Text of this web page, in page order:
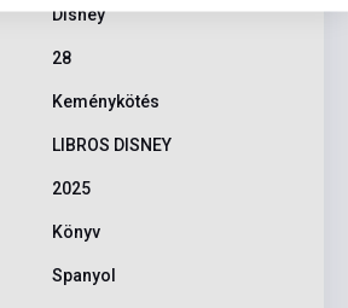
Disney
28
Keménykötés
LIBROS DISNEY
2025
Könyv
Spanyol